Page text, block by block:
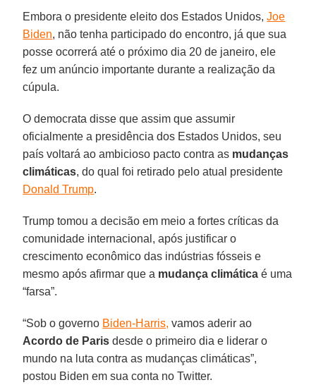
Embora o presidente eleito dos Estados Unidos,Joe
Biden, não tenha participado do encontro, já que sua
posse ocorrerá até o próximo dia 20 de janeiro, ele
fez um anúncio importante durante a realização da
cúpula.
O democrata disse que assim que assumir
oficialmente a presidência dos Estados Unidos, seu
país voltará ao ambicioso pacto contra as mudanças
climáticas, do qual foi retirado pelo atual presidente
Donald Trump.
Trump tomou a decisão em meio a fortes críticas da
comunidade internacional, após justificar o
crescimento econômico das indústrias fósseis e
mesmo após afirmar que a mudança climática é uma
“farsa”.
“Sob o governo Biden-Harris, vamos aderir ao
Acordo de Paris desde o primeiro dia e liderar o
mundo na luta contra as mudanças climáticas”,
postou Biden em sua conta no Twitter.